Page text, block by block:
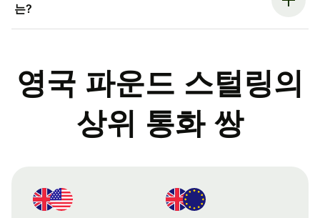
는?
영국 파운드 스털링의
상위 통화 쌍